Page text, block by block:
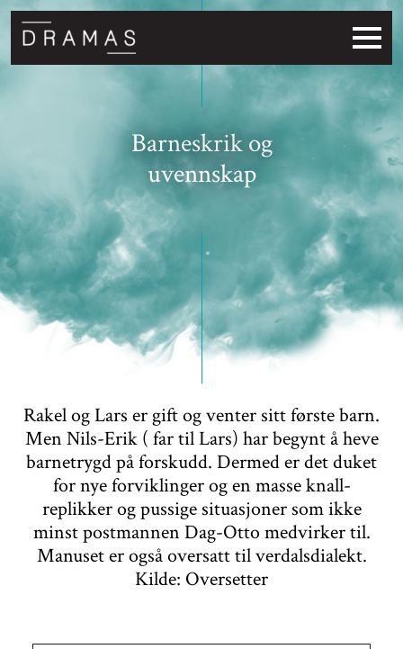
Barneskrik og
uvennskap
Rakel og Lars er gift og venter sitt første barn.
Men Nils-Erik ( far til Lars) har begynt å heve
barnetrygd på forskudd. Dermed er det duket
for nye forviklinger og en masse knall-
replikker og pussige situasjoner som ikke
minst postmannen Dag-Otto medvirker til.
Manuset er også oversatt til verdalsdialekt.
Kilde: Oversetter